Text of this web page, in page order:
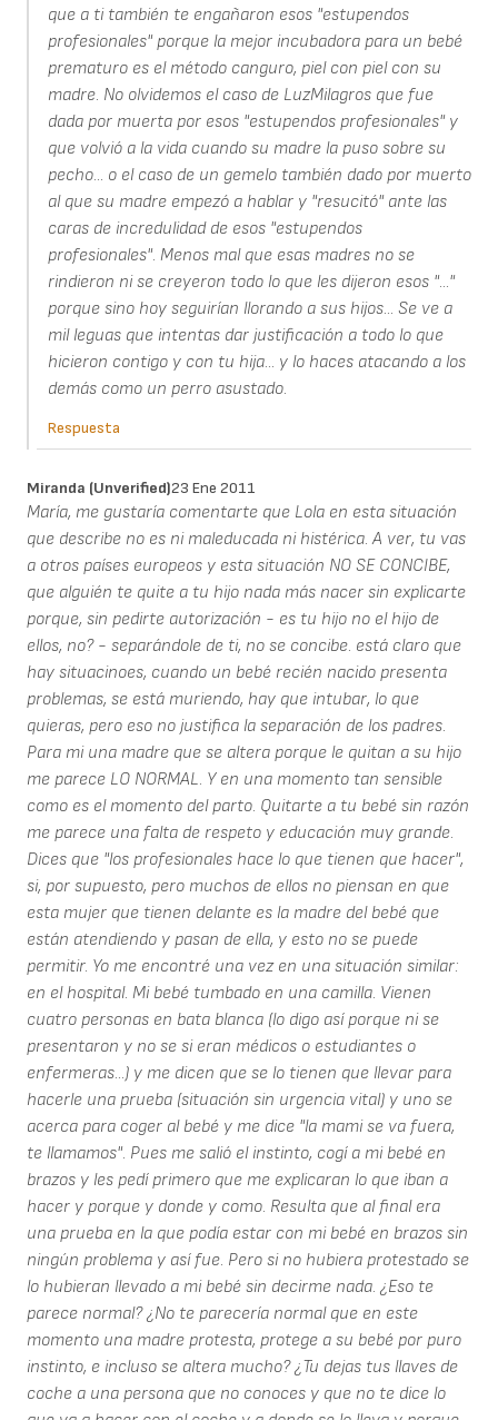
que a ti también te engañaron esos "estupendos
profesionales" porque la mejor incubadora para un bebé
prematuro es el método canguro, piel con piel con su
madre. No olvidemos el caso de LuzMilagros que fue
dada por muerta por esos "estupendos profesionales" y
que volvió a la vida cuando su madre la puso sobre su
pecho... o el caso de un gemelo también dado por muerto
al que su madre empezó a hablar y "resucitó" ante las
caras de incredulidad de esos "estupendos
profesionales". Menos mal que esas madres no se
rindieron ni se creyeron todo lo que les dijeron esos "..."
porque sino hoy seguirían llorando a sus hijos... Se ve a
mil leguas que intentas dar justificación a todo lo que
hicieron contigo y con tu hija... y lo haces atacando a los
demás como un perro asustado.
Respuesta
Miranda (unverified)23 Ene 2011
María, me gustaría comentarte que Lola en esta situación
que describe no es ni maleducada ni histérica. A ver, tu vas
a otros países europeos y esta situación NO SE CONCIBE,
que alguién te quite a tu hijo nada más nacer sin explicarte
porque, sin pedirte autorización - es tu hijo no el hijo de
ellos, no? - separándole de ti, no se concibe. está claro que
hay situacinoes, cuando un bebé recién nacido presenta
problemas, se está muriendo, hay que intubar, lo que
quieras, pero eso no justifica la separación de los padres.
Para mi una madre que se altera porque le quitan a su hijo
me parece LO NORMAL. Y en una momento tan sensible
como es el momento del parto. Quitarte a tu bebé sin razón
me parece una falta de respeto y educación muy grande.
Dices que "los profesionales hace lo que tienen que hacer",
si, por supuesto, pero muchos de ellos no piensan en que
esta mujer que tienen delante es la madre del bebé que
están atendiendo y pasan de ella, y esto no se puede
permitir. Yo me encontré una vez en una situación similar:
en el hospital. Mi bebé tumbado en una camilla. Vienen
cuatro personas en bata blanca (lo digo así porque ni se
presentaron y no se si eran médicos o estudiantes o
enfermeras...) y me dicen que se lo tienen que llevar para
hacerle una prueba (situación sin urgencia vital) y uno se
acerca para coger al bebé y me dice "la mami se va fuera,
te llamamos". Pues me salió el instinto, cogí a mi bebé en
brazos y les pedí primero que me explicaran lo que iban a
hacer y porque y donde y como. Resulta que al final era
una prueba en la que podía estar con mi bebé en brazos sin
ningún problema y así fue. Pero si no hubiera protestado se
lo hubieran llevado a mi bebé sin decirme nada. ¿Eso te
parece normal? ¿No te parecería normal que en este
momento una madre protesta, protege a su bebé por puro
instinto, e incluso se altera mucho? ¿Tu dejas tus llaves de
coche a una persona que no conoces y que no te dice lo